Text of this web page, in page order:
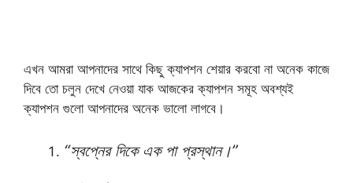
এখন আমরা আপনাদের সাথে কিছু ক্যাপশন শেয়ার করবো না অনেক কাজে
দিবে তো চলুন দেখে নেওয়া যাক আজকের ক্যাপশন সমূহ অবশ্যই
ক্যাপশন গুলো আপনাদের অনেক ভালো লাগবে।
“স্বপ্নের দিকে এক পা প্রস্থান।”